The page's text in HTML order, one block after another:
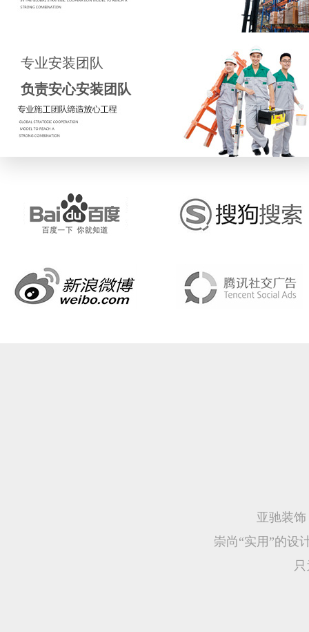
鉴定瓷砖好坏的7大秘籍
专业安装团队
负责安心安装团队
亚驰装
崇尚“实用”的设